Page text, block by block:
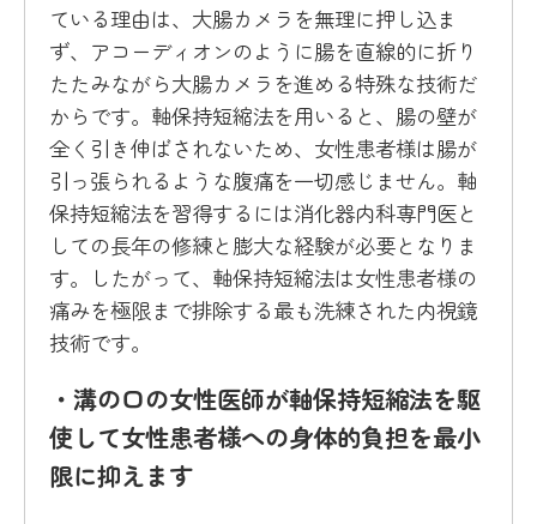
ている理由は、大腸カメラを無理に押し込ま
ず、アコーディオンのように腸を直線的に折り
たたみながら大腸カメラを進める特殊な技術だ
からです。軸保持短縮法を用いると、腸の壁が
全く引き伸ばされないため、女性患者様は腸が
引っ張られるような腹痛を一切感じません。軸
保持短縮法を習得するには消化器内科専門医と
しての長年の修練と膨大な経験が必要となりま
す。したがって、軸保持短縮法は女性患者様の
痛みを極限まで排除する最も洗練された内視鏡
技術です。
・溝の口の女性医師が軸保持短縮法を駆
使して女性患者様への身体的負担を最小
限に抑えます